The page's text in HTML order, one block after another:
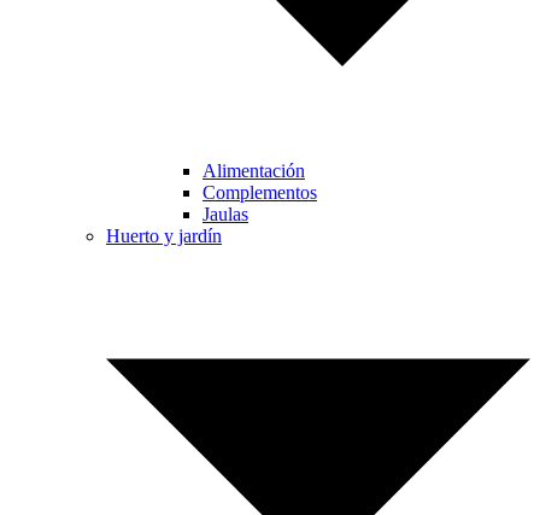
Alimentación
Complementos
Jaulas
Huerto y jardín